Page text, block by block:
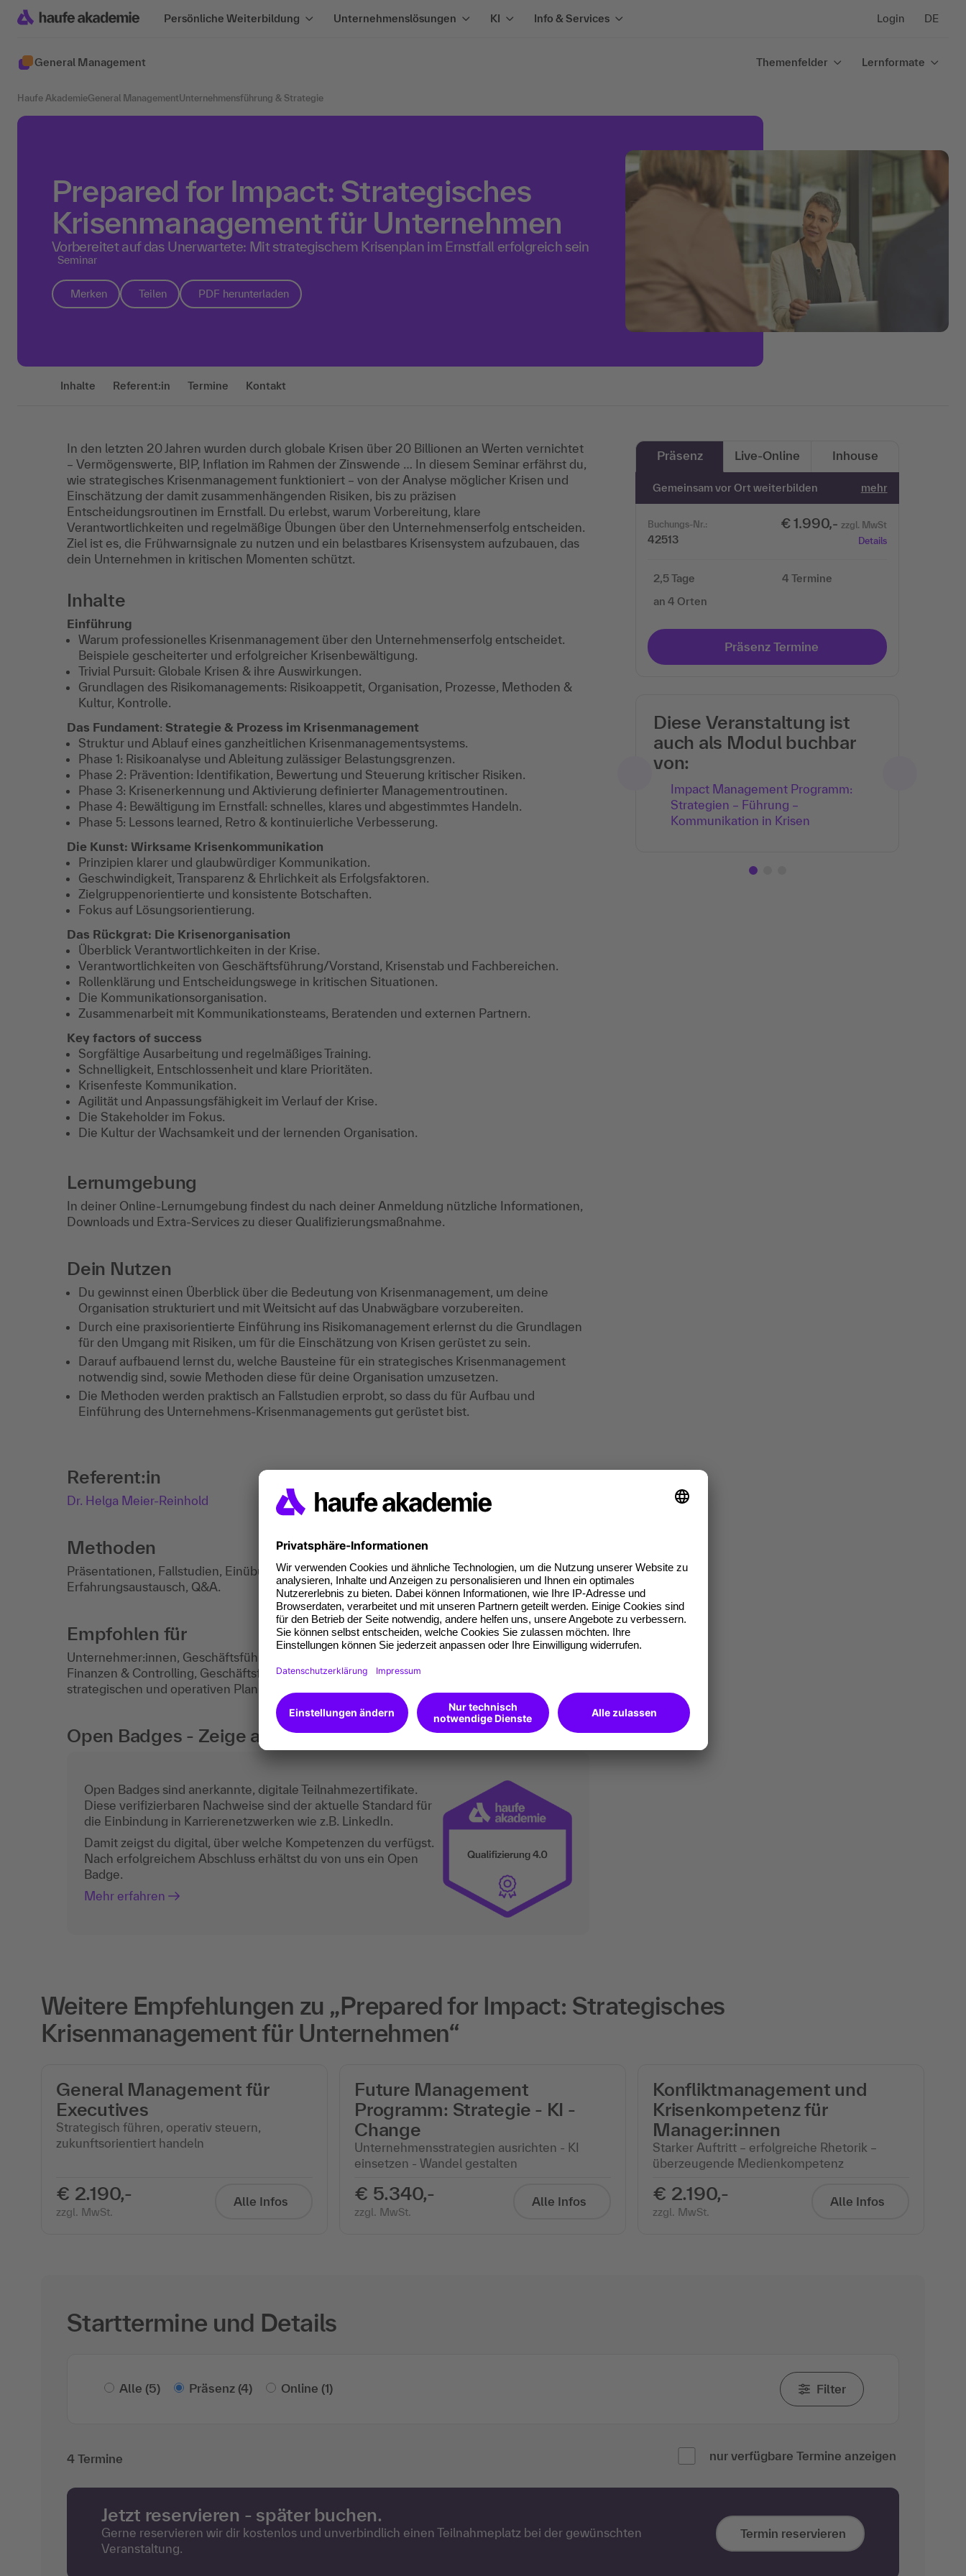
Persönliche Weiterbildung Unternehmenslösungen KI Info & Services Login DE
General Management Themenfelder Lernformate
Haufe AkademieGeneral ManagementUnternehmensführung & Strategie
Prepared for Impact: Strategisches
Krisenmanagement für Unternehmen
Vorbereitet auf das Unerwartete: Mit strategischem Krisenplan im Ernstfall erfolgreich sein
Seminar
Merken Teilen PDF herunterladen
Inhalte Referent:in Termine Kontakt
In den letzten 20 Jahren wurden durch globale Krisen über 20 Billionen an Werten vernichtet
– Vermögenswerte, BIP, Inflation im Rahmen der Zinswende … In diesem Seminar erfährst du,
wie strategisches Krisenmanagement funktioniert – von der Analyse möglicher Krisen und
Einschätzung der damit zusammenhängenden Risiken, bis zu präzisen
Entscheidungsroutinen im Ernstfall. Du erlebst, warum Vorbereitung, klare
Verantwortlichkeiten und regelmäßige Übungen über den Unternehmenserfolg entscheiden.
Ziel ist es, die Frühwarnsignale zu nutzen und ein belastbares Krisensystem aufzubauen, das
dein Unternehmen in kritischen Momenten schützt.
Inhalte
Einführung
Warum professionelles Krisenmanagement über den Unternehmenserfolg entscheidet.
Beispiele gescheiterter und erfolgreicher Krisenbewältigung.
Trivial Pursuit: Globale Krisen & ihre Auswirkungen.
Grundlagen des Risikomanagements: Risikoappetit, Organisation, Prozesse, Methoden &
Kultur, Kontrolle.
Das Fundament: Strategie & Prozess im Krisenmanagement
Struktur und Ablauf eines ganzheitlichen Krisenmanagementsystems.
Phase 1: Risikoanalyse und Ableitung zulässiger Belastungsgrenzen.
Phase 2: Prävention: Identifikation, Bewertung und Steuerung kritischer Risiken.
Phase 3: Krisenerkennung und Aktivierung definierter Managementroutinen.
Phase 4: Bewältigung im Ernstfall: schnelles, klares und abgestimmtes Handeln.
Phase 5: Lessons learned, Retro & kontinuierliche Verbesserung.
Die Kunst: Wirksame Krisenkommunikation
Prinzipien klarer und glaubwürdiger Kommunikation.
Geschwindigkeit, Transparenz & Ehrlichkeit als Erfolgsfaktoren.
Zielgruppenorientierte und konsistente Botschaften.
Fokus auf Lösungsorientierung.
Das Rückgrat: Die Krisenorganisation
Überblick Verantwortlichkeiten in der Krise.
Verantwortlichkeiten von Geschäftsführung/Vorstand, Krisenstab und Fachbereichen.
Rollenklärung und Entscheidungswege in kritischen Situationen.
Die Kommunikationsorganisation.
Zusammenarbeit mit Kommunikationsteams, Beratenden und externen Partnern.
Key factors of success
Sorgfältige Ausarbeitung und regelmäßiges Training.
Schnelligkeit, Entschlossenheit und klare Prioritäten.
Krisenfeste Kommunikation.
Agilität und Anpassungsfähigkeit im Verlauf der Krise.
Die Stakeholder im Fokus.
Die Kultur der Wachsamkeit und der lernenden Organisation.
Lernumgebung
In deiner Online-Lernumgebung findest du nach deiner Anmeldung nützliche Informationen,
Downloads und Extra-Services zu dieser Qualifizierungsmaßnahme.
Dein Nutzen
Du gewinnst einen Überblick über die Bedeutung von Krisenmanagement, um deine
Organisation strukturiert und mit Weitsicht auf das Unabwägbare vorzubereiten.
Durch eine praxisorientierte Einführung ins Risikomanagement erlernst du die Grundlagen
für den Umgang mit Risiken, um für die Einschätzung von Krisen gerüstet zu sein.
Darauf aufbauend lernst du, welche Bausteine für ein strategisches Krisenmanagement
notwendig sind, sowie Methoden diese für deine Organisation umzusetzen.
Die Methoden werden praktisch an Fallstudien erprobt, so dass du für Aufbau und
Einführung des Unternehmens-Krisenmanagements gut gerüstet bist.
Referent:in
Dr. Helga Meier-Reinhold
Methoden
Präsentationen, Fallstudien, Einübung von Methoden & Prozessen, Diskussionen,
Erfahrungsaustausch, Q&A.
Empfohlen für
Unternehmer:innen, Geschäftsführende und Führungskräfte der Bereiche Strategie,
Finanzen & Controlling, Geschäftsfeldentwicklung, Leitende und Mitarbeitende der
strategischen und operativen Planung.
Open Badges - Zeige auch digital, was du kannst.
Open Badges sind anerkannte, digitale Teilnahmezertifikate.
Diese verifizierbaren Nachweise sind der aktuelle Standard für
die Einbindung in Karrierenetzwerken wie z.B. LinkedIn.
Damit zeigst du digital, über welche Kompetenzen du verfügst.
Nach erfolgreichem Abschluss erhältst du von uns ein Open
Badge.
Mehr erfahren
Präsenz Live-Online Inhouse
Gemeinsam vor Ort weiterbilden mehr
Buchungs-Nr.:
42513
€ 1.990,- zzgl. MwSt
Details
2,5 Tage
an 4 Orten
4 Termine
Präsenz Termine
Diese Veranstaltung ist
auch als Modul buchbar
von:
Impact Management Programm:
Strategien – Führung –
Kommunikation in Krisen
Weitere Empfehlungen zu „Prepared for Impact: Strategisches
Krisenmanagement für Unternehmen“
General Management für
Executives
Strategisch führen, operativ steuern,
zukunftsorientiert handeln
€ 2.190,-
zzgl. MwSt.
Alle Infos
Future Management
Programm: Strategie - KI -
Change
Unternehmensstrategien ausrichten - KI
einsetzen - Wandel gestalten
€ 5.340,-
zzgl. MwSt.
Alle Infos
Konfliktmanagement und
Krisenkompetenz für
Manager:innen
Starker Auftritt – erfolgreiche Rhetorik –
überzeugende Medienkompetenz
€ 2.190,-
zzgl. MwSt.
Alle Infos
Starttermine und Details
Alle (5) Präsenz (4) Online (1) Filter
4 Termine nur verfügbare Termine anzeigen
Jetzt reservieren - später buchen.
Gerne reservieren wir dir kostenlos und unverbindlich einen Teilnahmeplatz bei der gewünschten
Veranstaltung.
Termin reservieren